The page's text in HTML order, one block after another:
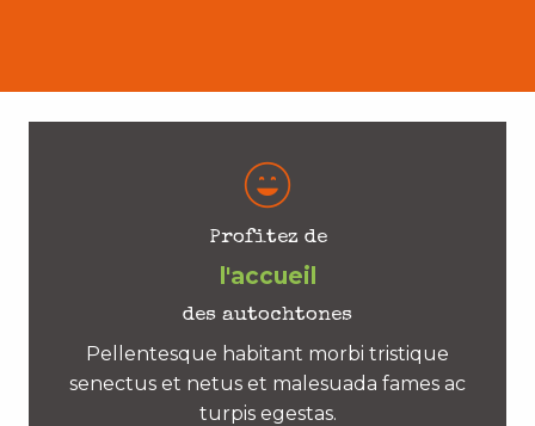
Profitez de
l'accueil
des autochtones
Pellentesque habitant morbi tristique
senectus et netus et malesuada fames ac
turpis egestas.